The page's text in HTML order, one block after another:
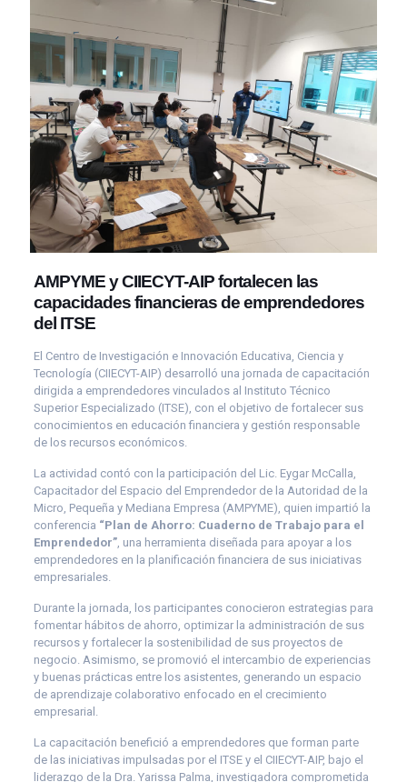
AMPYME y CIIECYT-AIP fortalecen las
capacidades financieras de emprendedores
del ITSE
El Centro de Investigación e Innovación Educativa, Ciencia y
Tecnología (CIIECYT-AIP) desarrolló una jornada de capacitación
dirigida a emprendedores vinculados al Instituto Técnico
Superior Especializado (ITSE), con el objetivo de fortalecer sus
conocimientos en educación financiera y gestión responsable
de los recursos económicos.
La actividad contó con la participación del Lic. Eygar McCalla,
Capacitador del Espacio del Emprendedor de la Autoridad de la
Micro, Pequeña y Mediana Empresa (AMPYME), quien impartió la
conferencia “Plan de Ahorro: Cuaderno de Trabajo para el
Emprendedor”, una herramienta diseñada para apoyar a los
emprendedores en la planificación financiera de sus iniciativas
empresariales.
Durante la jornada, los participantes conocieron estrategias para
fomentar hábitos de ahorro, optimizar la administración de sus
recursos y fortalecer la sostenibilidad de sus proyectos de
negocio. Asimismo, se promovió el intercambio de experiencias
y buenas prácticas entre los asistentes, generando un espacio
de aprendizaje colaborativo enfocado en el crecimiento
empresarial.
La capacitación benefició a emprendedores que forman parte
de las iniciativas impulsadas por el ITSE y el CIIECYT-AIP, bajo el
liderazgo de la Dra. Yarissa Palma, investigadora comprometida